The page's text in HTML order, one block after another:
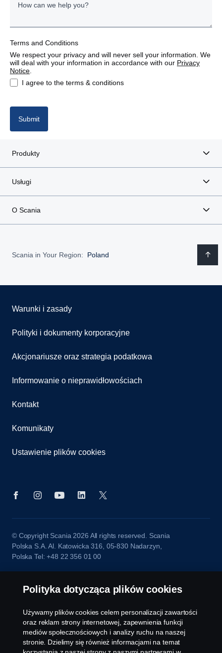
France
Germany
Latvia
Poland
Terms and Conditions
We respect your privacy and will never sell your information. We
will deal with your information in accordance with our Privacy
Notice.
I agree to the terms & conditions
Submit
Produkty
Usługi
O Scania
Scania in Your Region: Poland
Warunki i zasady
Polityki i dokumenty korporacyjne
Akcjonariusze oraz strategia podatkowa
Informowanie o nieprawidłowościach
Kontakt
Komunikaty
Ustawienie plików cookies
© Copyright Scania 2026 All rights reserved. Scania
Polska S.A. Al. Katowicka 316, 05-830 Nadarzyn,
Polska Tel: +48 22 356 01 00
Polityka dotycząca plików cookies
Używamy plików cookies celem personalizacji zawartości
oraz reklam strony internetowej, zapewnienia funkcji
mediów społecznościowych i analizy ruchu na naszej
stronie. Dzielimy się również informacjami na temat